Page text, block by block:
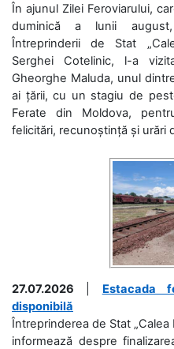
În ajunul Zilei Feroviarului,
duminică a lunii
Întreprinderii de Stat
Serghei Cotelinic, l-a
Gheorghe Maluda, unul
ai țării, cu un stagiu de
Ferate din Moldova,
felicitări, recunoștință și urări
27.07.2026
Estacada
disponibilă
Întreprinderea de Stat „Calea
informează despre